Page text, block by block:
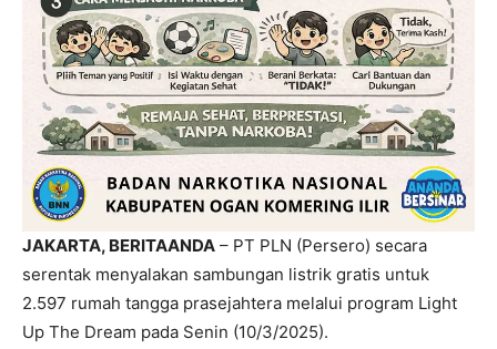
JAKARTA, BERITAANDA – PT PLN (Persero) secara
serentak menyalakan sambungan listrik gratis untuk
2.597 rumah tangga prasejahtera melalui program Light
Up The Dream pada Senin (10/3/2025).